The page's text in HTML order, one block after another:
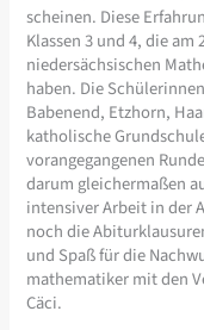
scheinen. Diese
Klassen 3 und 4, die am
niedersächsischen
haben. Die
Babenend, Etzhorn,
katholische
vorangegangenen
darum gleichermaßen
intensiver Arbeit in der
noch die
und Spaß für die
mathematiker mit den
Cäci.